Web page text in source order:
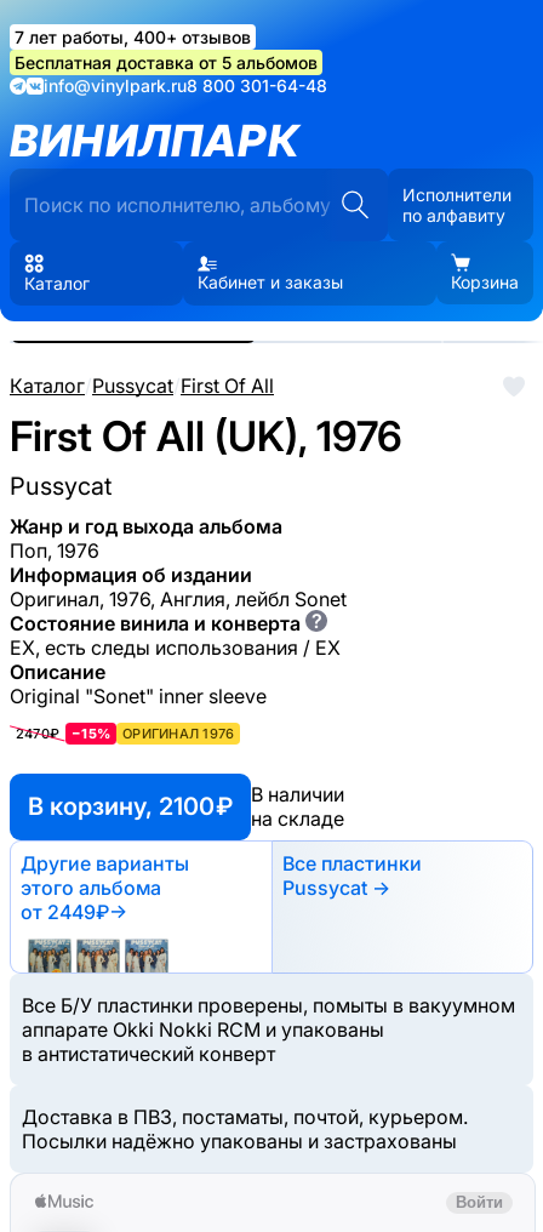
7 лет работы, 400+ отзывов
Бесплатная доставка от 5 альбомов
info@vinylpark.ru8 800 301-64-48
ВИНИЛПАРК
Исполнители
по алфавиту
Каталог Кабинет и заказы Корзина
Каталог/Pussycat/First Of All
First Of All (UK), 1976
Pussycat
Жанр и год выхода альбома
Поп, 1976
Информация об издании
Оригинал, 1976, Англия, лейбл Sonet
Состояние винила и конверта ?
EX, есть следы использования / EX
Описание
Original "Sonet" inner sleeve
2470₽ −15% ОРИГИНАЛ 1976
В корзину, 2100 ₽
В наличии
на складе
Другие варианты
этого альбома
от 2449₽→
Все пластинки
Pussycat →
Все Б/У пластинки проверены, помыты в вакуумном
аппарате Okki Nokki RCM и упакованы
в антистатический конверт
Доставка в ПВЗ, постаматы, почтой, курьером.
Посылки надёжно упакованы и застрахованы
Реальные фото пластинки.
Нажмите, чтобы увеличить